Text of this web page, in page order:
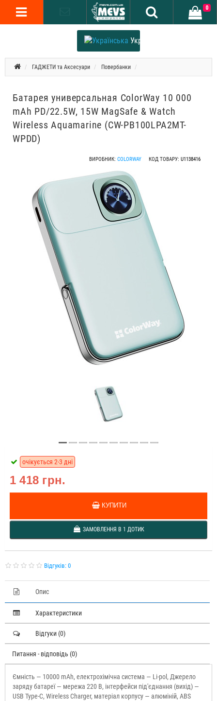
Українська
0
ГАДЖЕТИ та Аксесуари Повербанки
Батарея универсальная ColorWay 10 000
mAh PD/22.5W, 15W MagSafe & Watch
Wireless Aquamarine (CW-PB100LPA2MT-
WPDD)
ВИРОБНИК: COLORWAY КОД ТОВАРУ: U1138416
1 418 грн.
очікується 2-3 дні
КУПИТИ
ЗАМОВЛЕННЯ В 1 ДОТИК
Відгуків: 0
Опис
Характеристики
Відгуки (0)
Питання - відповідь (0)
Ємність — 10000 mAh, електрохімічна система — Li-pol, Джерело
заряду батареї — мережа 220 В, інтерфейси під'єднання (вихід) —
USB Type-C, Wireless Charger, матеріал корпусу — алюміній, ABS